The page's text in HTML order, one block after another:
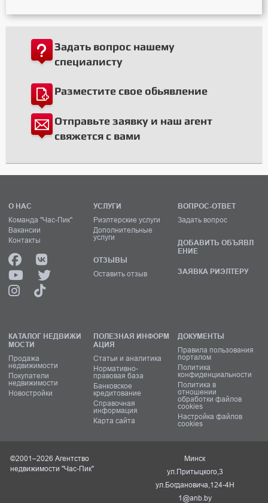
Задать вопрос нашему
специалисту
Разместите свое обьявление
Отправьте заявку и наш агент
свяжется с вами
О НАС
Команда "Час-Пик"
Вакансии
Контакты
УСЛУГИ
Риэлтерские услуги
Дополнительные
услуги
ОТЗЫВЫ
Оставить отзыв
ВОПРОС-ОТВЕТ
Задать вопрос
ДОБАВИТЬ ОБЪЯВЛ
ЕНИЕ
ЗАЯВКА РИЭЛТЕРУ
КАТАЛОГ НЕДВИЖИ
МОСТИ
Продажа
недвижимости
Покупатели
недвижимости
Новостройки
ПОЛЕЗНАЯ ИНФОРМ
АЦИЯ
Статьи и аналитика
Нормативно-
правовая база
Банковское
кредитование
Справочная
информация
Карта сайта
ДОКУМЕНТЫ
Правила пользования
порталом
Политика
конфиденциальности
Политика в
отношении
обработки файлов
cookies
Настройка файлов
cookies
©2001–2026 Агентство
недвижимости "Час-Пик"
Минск
ул.Притыцкого,3
ул.Богдановича,124-4Н
1@anb.by